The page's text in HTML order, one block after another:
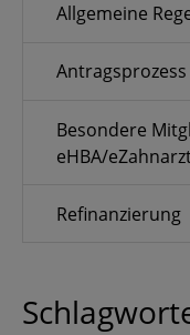
Allgemeine
Antragsprozess
Besondere
eHBA/
Refinanzierung